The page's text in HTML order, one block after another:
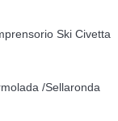
Ski Civetta
/Sellaronda